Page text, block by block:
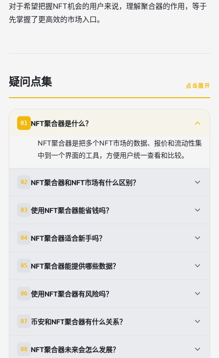
对于希望把握NFT机会的用户来说，理解聚合器的作用，等于
先掌握了更高效的市场入口。
疑问点集 点击展开
01 NFT聚合器是什么？
NFT聚合器是把多个NFT市场的数据、报价和流动性集
中到一个界面的工具，方便用户统一查看和比较。
02 NFT聚合器和NFT市场有什么区别？
索和整合工具，帮助用户比较多个市场的价格与数据。
03 使用NFT聚合器能省钱吗？
的价格差异，但实际成交还会受手续费和网络成本影
04 NFT聚合器适合新手吗？
市场分布，减少频繁切换平台的成本。
05 NFT聚合器能提供哪些数据？
分布、系列热度和不同市场的报价。
06 使用NFT聚合器有风险吗？
手续费和市场流动性不足等问题。
07 币安和NFT聚合器有什么关系？
易体验与生态协同，和聚合器追求的高效信息整合方向
08 NFT聚合器未来会怎么发展？